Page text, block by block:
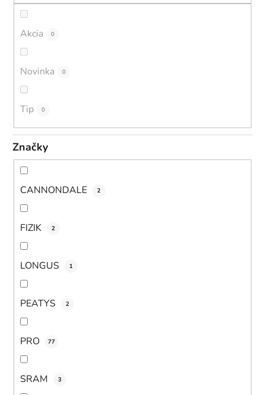
Akcia 0
Novinka 0
Tip 0
Značky
CANNONDALE 2
FIZIK 2
LONGUS 1
PEATYS 2
PRO 77
SRAM 3